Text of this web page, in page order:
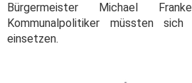
Bürgermeister Michael
Kommunalpolitiker müssten
einsetzen.